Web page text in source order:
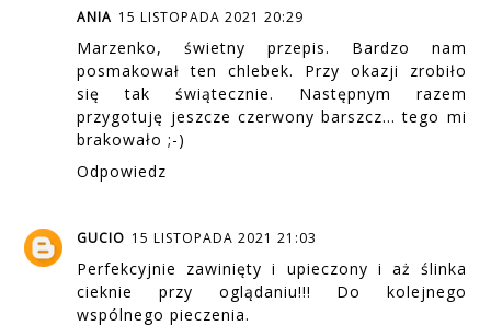
ANIA 15 LISTOPADA 2021 20:29
Marzenko, świetny przepis. Bardzo nam
posmakował ten chlebek. Przy okazji zrobiło
się tak świątecznie. Następnym razem
przygotuję jeszcze czerwony barszcz... tego mi
brakowało ;-)
Odpowiedz
GUCIO 15 LISTOPADA 2021 21:03
Perfekcyjnie zawinięty i upieczony i aż ślinka
cieknie przy oglądaniu!!! Do kolejnego
wspólnego pieczenia.